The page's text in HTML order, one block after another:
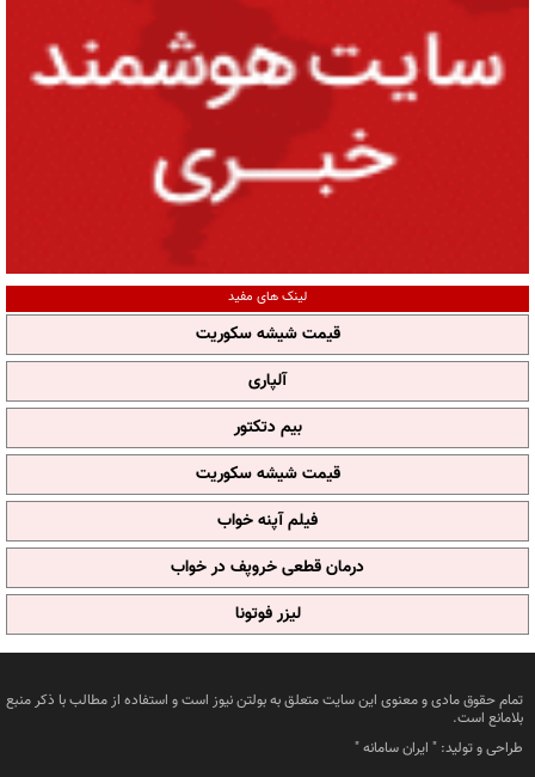
لینک های مفید
قیمت شیشه سکوریت
آلپاری
بیم دتکتور
قیمت شیشه سکوریت
فیلم آپنه خواب
درمان قطعی خروپف در خواب
لیزر فوتونا
تمام حقوق مادی و معنوی این سایت متعلق به بولتن نیوز است و استفاده از مطالب با ذکر منبع
بلامانع است.
طراحی و تولید: " ایران سامانه"